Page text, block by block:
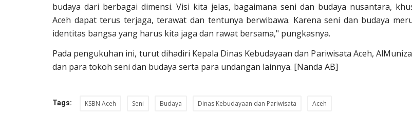
budaya dari berbagai dimensi. Visi kita jelas, bagaimana seni dan budaya nusantara,
Aceh dapat terus terjaga, terawat dan tentunya berwibawa. Karena seni dan budaya
identitas bangsa yang harus kita jaga dan rawat bersama," pungkasnya.
Pada pengukuhan ini, turut dihadiri Kepala Dinas Kebudayaan dan Pariwisata Aceh,
dan para tokoh seni dan budaya serta para undangan lainnya. [Nanda AB]
Tags: KSBN Aceh Seni Budaya Dinas Kebudayaan dan Pariwisata Aceh